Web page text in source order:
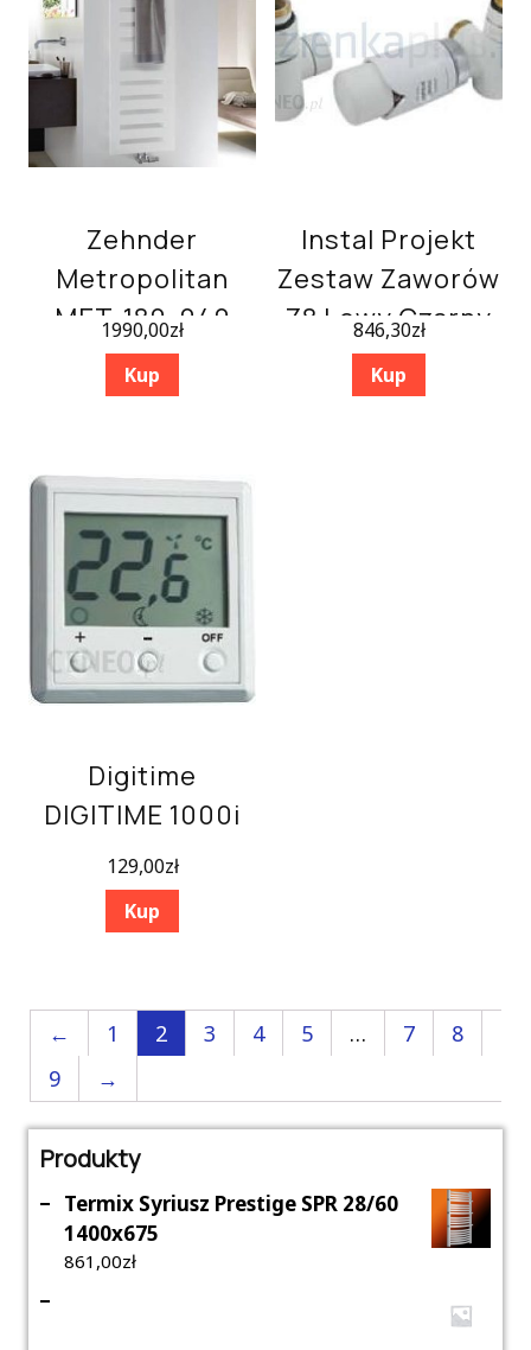
Zehnder
Metropolitan
MET-180-040
Biały
1990,00zł
Kup
Instal Projekt
Zestaw Zaworów
Z8 Lewy Czarny
(6051 00004
C32)
846,30zł
Kup
Digitime
DIGITIME 1000i
129,00zł
Kup
← 1 2 3 4 5 … 7
8
9
→
Produkty
Termix Syriusz Prestige SPR 28/60
1400x675
861,00Zł